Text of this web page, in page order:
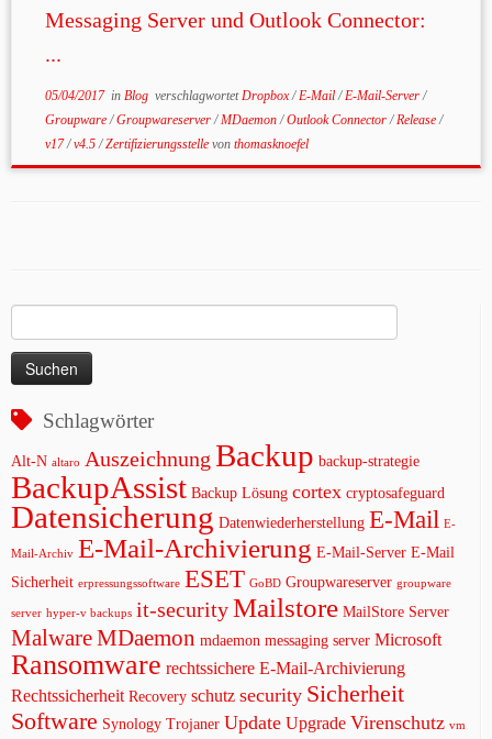
Messaging Server und Outlook Connector:
...
05/04/2017in Blog verschlagwortetDropbox/E-Mail/E-Mail-Server/
Groupware/Groupwareserver/MDaemon/Outlook Connector/Release/
v17/v4.5/Zertifizierungsstelle von thomasknoefel
nach:
Schlagwörter
Alt-N altaro Auszeichnung Backup backup-strategie
BackupAssist Backup Lösung cortex cryptosafeguard
Datensicherung Datenwiederherstellung E-Mail E-
Mail-Archiv E-Mail-Archivierung E-Mail-Server E-Mail
Sicherheit erpressungssoftware ESET GoBD Groupwareserver groupware
server hyper-v backups it-securityMailstore MailStore Server
MalwareMDaemon mdaemon messaging server Microsoft
Ransomware rechtssichere E-Mail-Archivierung
Rechtssicherheit Recovery schutz security Sicherheit
Software Synology Trojaner Update Upgrade Virenschutz vm